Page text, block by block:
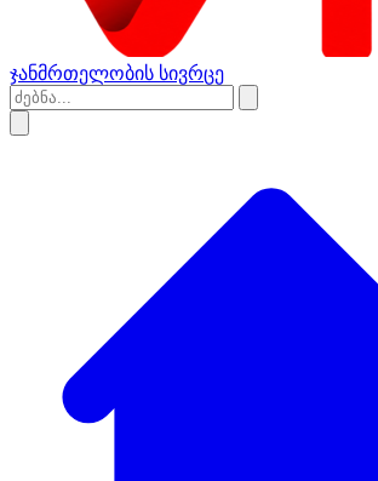
ჯანმრთელობის სივრცე